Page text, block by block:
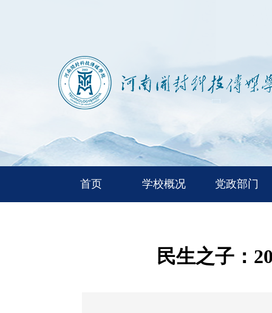
首页 学校概况 党政部门
民生之子：